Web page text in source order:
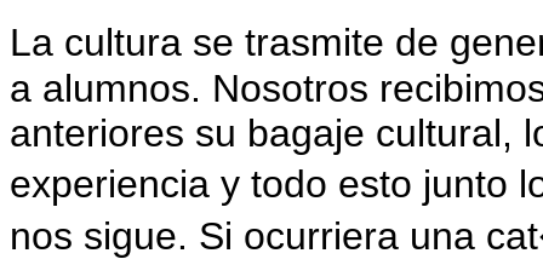
La cultura se trasmite de
a alumnos. Nosotros
anteriores su bagaje cultural,
experiencia y todo esto junto
nos sigue. Si ocurriera una